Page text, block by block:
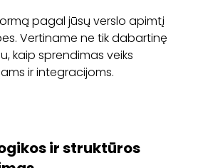
pagal jūsų verslo apimtį
Vertiname ne tik dabartinę
kaip sprendimas veiks
ir integracijoms.
ir struktūros